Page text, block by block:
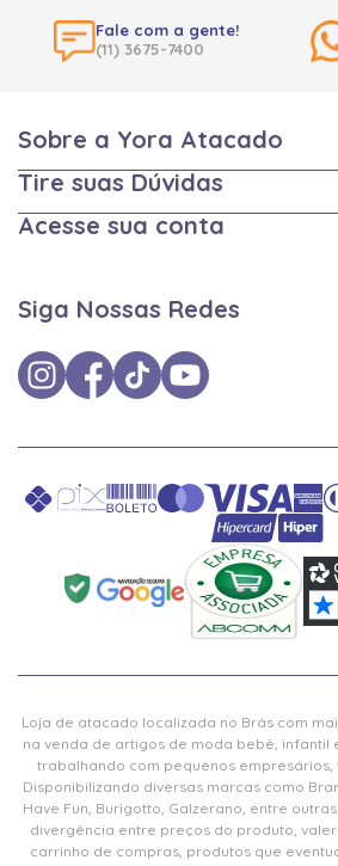
Fale com a gente!
(11) 3675-7400
Sobre a Yora Atacado
Tire suas Dúvidas
Acesse sua conta
Siga Nossas Redes
Loja de atacado localizada no Brás com
na venda de artigos de moda bebê, infantil
trabalhando com pequenos empresários,
Disponibilizando diversas marcas como
Have Fun, Burigotto, Galzerano, entre
divergência entre preços do produto,
carrinho de compras, produtos que